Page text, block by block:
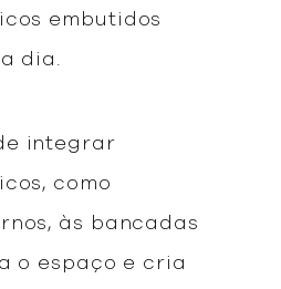
embutidos
dia.
integrar
como
às bancadas
o espaço e cria